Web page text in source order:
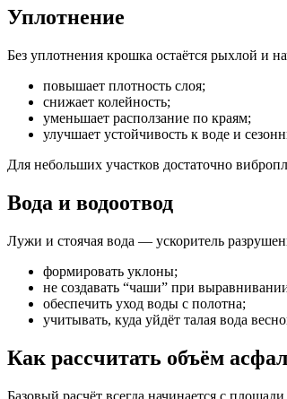
Уплотнение
Без уплотнения крошка остаётся рыхлой и
повышает плотность слоя;
снижает колейность;
уменьшает расползание по краям;
улучшает устойчивость к воде и
Для небольших участков достаточно
Вода и водоотвод
Лужи и стоячая вода — ускоритель
формировать уклоны;
не создавать “чаши” при
обеспечить уход воды с полотна;
учитывать, куда уйдёт талая вода
Как рассчитать объём
Базовый расчёт всегда начинается с